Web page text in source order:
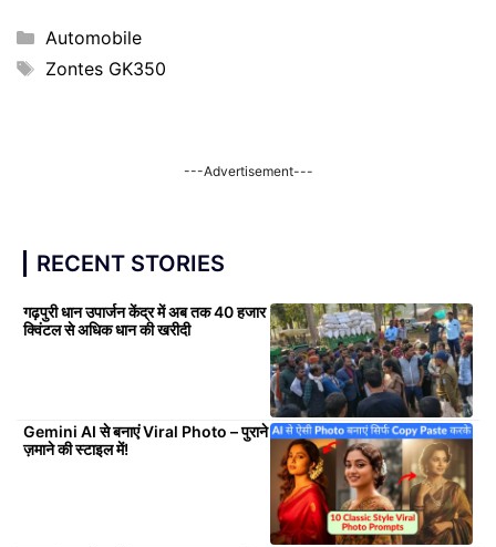
Categories
Automobile
Tags
Zontes GK350
---Advertisement---
RECENT STORIES
गढ़पुरी धान उपार्जन केंद्र में अब तक 40 हजार
क्विंटल से अधिक धान की खरीदी
Gemini AI से बनाएं Viral Photo – पुराने
ज़माने की स्टाइल में!